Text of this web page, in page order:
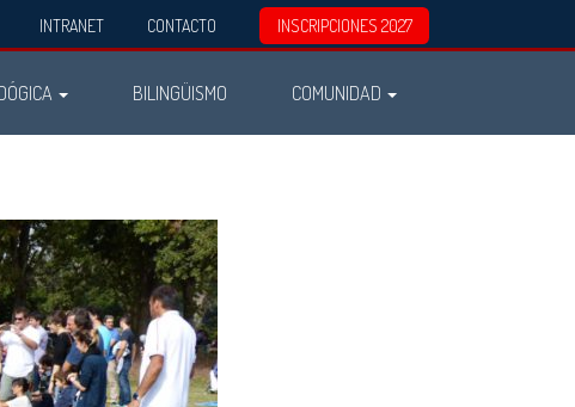
INTRANET CONTACTO INSCRIPCIONES 2027
BILINGÜISMO COMUNIDAD